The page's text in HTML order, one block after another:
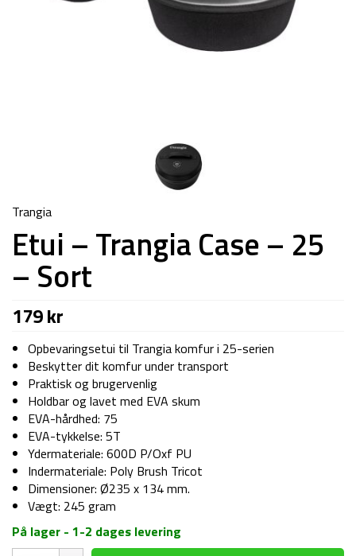
Trangia
Etui – Trangia Case – 25
– Sort
179kr
Opbevaringsetui til Trangia komfur i 25-serien
Beskytter dit komfur under transport
Praktisk og brugervenlig
Holdbar og lavet med EVA skum
EVA-hårdhed: 75
EVA-tykkelse: 5T
Ydermateriale: 600D P/Oxf PU
Indermateriale: Poly Brush Tricot
Dimensioner: Ø235 x 134 mm.
Vægt: 245 gram
På lager - 1-2 dages levering